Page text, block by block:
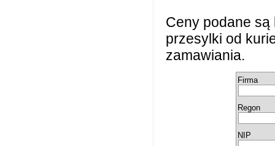
Ceny podane są
przesylki od
zamawiania.
Firma
Regon
NIP